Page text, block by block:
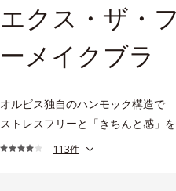
エクス・ザ・
ーメイクブラ
オルビス独自のハンモック構造で
ストレスフリーと「きちんと感」
113件